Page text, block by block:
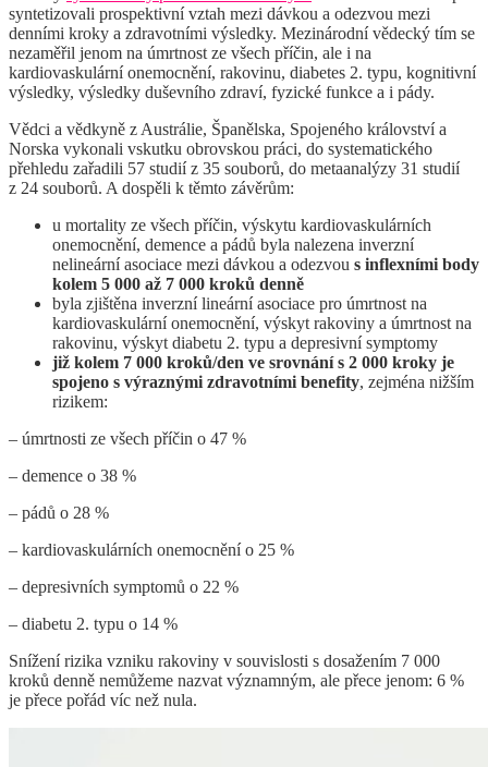
syntetizovali prospektivní vztah mezi dávkou a odezvou mezi
denními kroky a zdravotními výsledky. Mezinárodní vědecký tím se
nezaměřil jenom na úmrtnost ze všech příčin, ale i na
kardiovaskulární onemocnění, rakovinu, diabetes 2. typu, kognitivní
výsledky, výsledky duševního zdraví, fyzické funkce a i pády.
Vědci a vědkyně z Austrálie, Španělska, Spojeného království a
Norska vykonali vskutku obrovskou práci, do systematického
přehledu zařadili 57 studií z 35 souborů, do metaanalýzy 31 studií
z 24 souborů. A dospěli k těmto závěrům:
u mortality ze všech příčin, výskytu kardiovaskulárních
onemocnění, demence a pádů byla nalezena inverzní
nelineární asociace mezi dávkou a odezvou s inflexními body
kolem 5 000 až 7 000 kroků denně
byla zjištěna inverzní lineární asociace pro úmrtnost na
kardiovaskulární onemocnění, výskyt rakoviny a úmrtnost na
rakovinu, výskyt diabetu 2. typu a depresivní symptomy
již kolem 7 000 kroků/den ve srovnání s 2 000 kroky je
spojeno s výraznými zdravotními benefity, zejména nižším
rizikem:
– úmrtnosti ze všech příčin o 47 %
– demence o 38 %
– pádů o 28 %
– kardiovaskulárních onemocnění o 25 %
– depresivních symptomů o 22 %
– diabetu 2. typu o 14 %
Snížení rizika vzniku rakoviny v souvislosti s dosažením 7 000
kroků denně nemůžeme nazvat významným, ale přece jenom: 6 %
je přece pořád víc než nula.